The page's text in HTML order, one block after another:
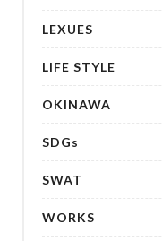
LEXUES
LIFE STYLE
OKINAWA
SDGs
SWAT
WORKS